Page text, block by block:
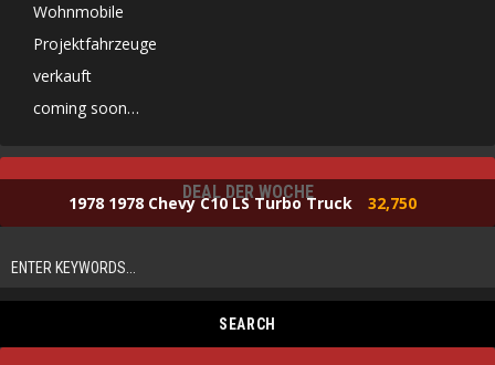
Wohnmobile
Projektfahrzeuge
verkauft
coming soon…
DEAL DER WOCHE
1978 1978 Chevy C10 LS Turbo Truck 32,750